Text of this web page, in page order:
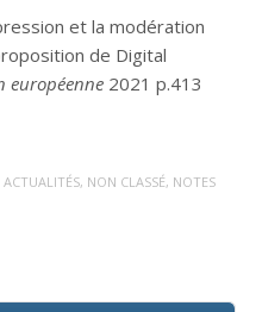
et la modération
de Digital
européenne2021 p.413
, NON CLASSÉ, NOTES